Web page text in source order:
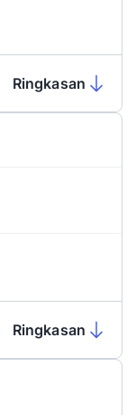
Ringkasan
Ringkasan